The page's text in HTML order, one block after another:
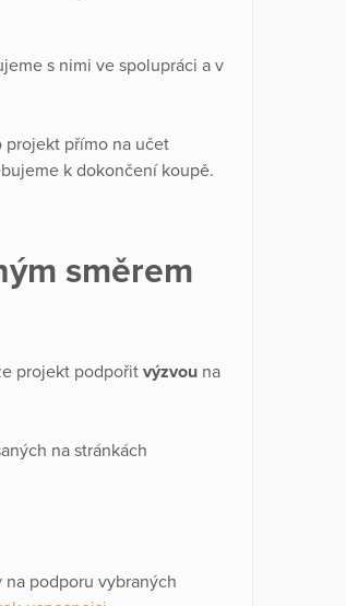
s nimi ve spolupráci a v
projekt přímo na učet
k dokončení koupě.
směrem
projekt podpořit výzvou na
na stránkách
podporu vybraných